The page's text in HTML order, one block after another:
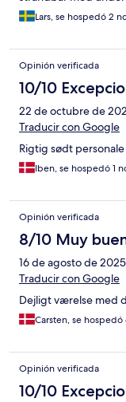
Lars, se hospedó 2
Opinión verificada
10/10
22 de octubre de
Traducir con Google
Rigtig sødt
Iben, se hospedó 1
Opinión verificada
8/10 Muy
16 de agosto de 2025
Traducir con Google
Dejligt værelse med
Carsten, se hospedó
Opinión verificada
10/10